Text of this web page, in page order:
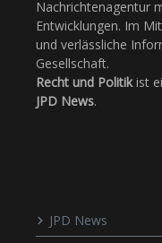
Nachrichtenagentur
Entwicklungen. Im
und verlässliche
Gesellschaft.
Recht und Politikist
JPD News.
JPD News